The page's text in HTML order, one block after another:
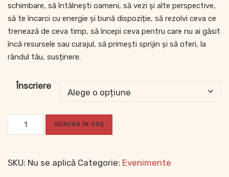
schimbare, să întâlnești oameni, să vezi și alte perspective,
să te încarci cu energie și bună dispoziție, să rezolvi ceva ce
trenează de ceva timp, să începi ceva pentru care nu ai găsit
încă resursele sau curajul, să primești sprijin și să oferi, la
rândul tău, susținere.
Înscriere
ADAUGĂ ÎN COȘ
SKU: Nu se aplică Categorie: Evenimente